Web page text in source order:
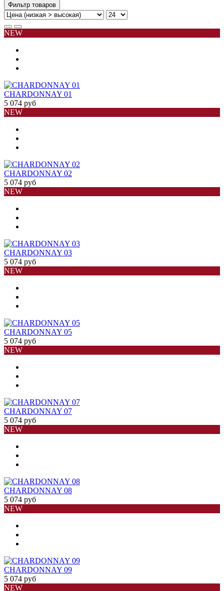
Фильтр товаров
NEW
CHARDONNAY 01
5 074 руб
NEW
CHARDONNAY 02
5 074 руб
NEW
CHARDONNAY 03
5 074 руб
NEW
CHARDONNAY 05
5 074 руб
NEW
CHARDONNAY 07
5 074 руб
NEW
CHARDONNAY 08
5 074 руб
NEW
CHARDONNAY 09
5 074 руб
NEW